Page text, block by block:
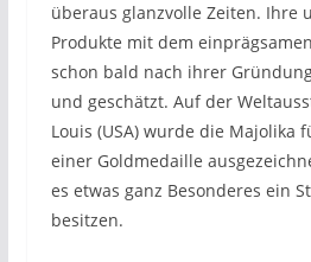
überaus glanzvolle Zeiten. Ihre
Produkte mit dem
schon bald nach ihrer
und geschätzt. Auf der
Louis (USA) wurde die Majolika
einer Goldmedaille
es etwas ganz Besonderes ein
besitzen.